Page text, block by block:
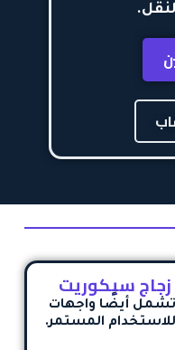
سيكوريت
تشمل أيضًا واجهات
للاستخدام المستمر.